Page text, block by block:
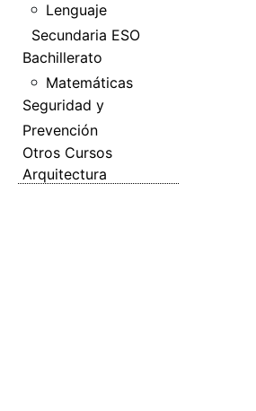
Lenguaje
Secundaria ESO
Bachillerato
Matemáticas
Seguridad y
Prevención
Otros Cursos
Arquitectura